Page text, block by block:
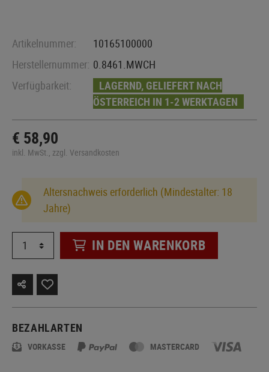
Artikelnummer:
10165100000
Herstellernummer: 0.8461.MWCH
Verfügbarkeit:
LAGERND, GELIEFERT NACH
ÖSTERREICH IN 1-2 WERKTAGEN
€ 58,90
inkl. MwSt., zzgl. Versandkosten
Altersnachweis erforderlich (Mindestalter: 18
Jahre)
IN DEN WARENKORB
BEZAHLARTEN
VORKASSE MASTERCARD